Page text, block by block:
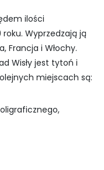
ilości
Wyprzedzają ją
Francja i Włochy.
Wisły jest tytoń i
miejscach są: